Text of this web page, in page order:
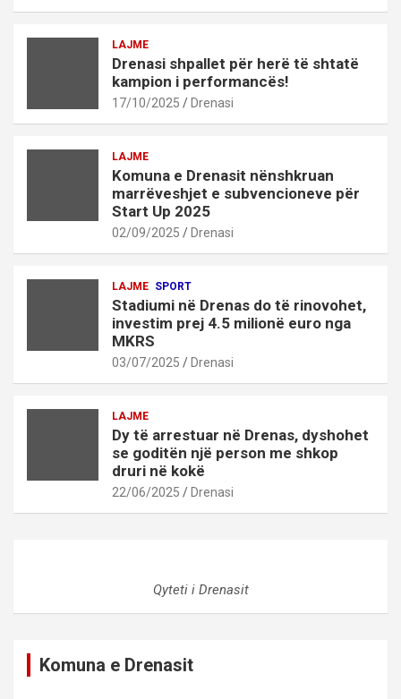
LAJME
Drenasi shpallet për herë të shtatë
kampion i performancës!
17/10/2025 Drenasi
LAJME
Komuna e Drenasit nënshkruan
marrëveshjet e subvencioneve për
Start Up 2025
02/09/2025 Drenasi
LAJME SPORT
Stadiumi në Drenas do të rinovohet,
investim prej 4.5 milionë euro nga
MKRS
03/07/2025 Drenasi
LAJME
Dy të arrestuar në Drenas, dyshohet
se goditën një person me shkop
druri në kokë
22/06/2025 Drenasi
Qyteti i Drenasit
Komuna e Drenasit